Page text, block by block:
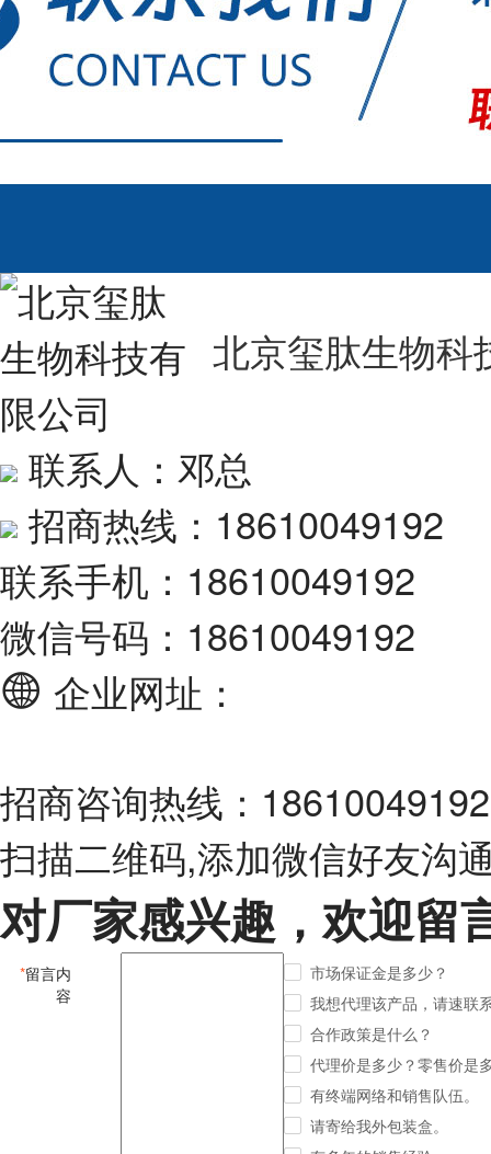
北京玺肽生物科
联系人：邓总
招商热线：18610049192
联系手机：18610049192
微信号码：18610049192
企业网址：
招商咨询热线：18610049192
扫描二维码,添加微信好友沟
对厂家感兴趣，欢迎留
*留言内
容
市场保证金是多少？
我想代理该产品，请速联
合作政策是什么？
代理价是多少？零售价是
有终端网络和销售队伍。
请寄给我外包装盒。